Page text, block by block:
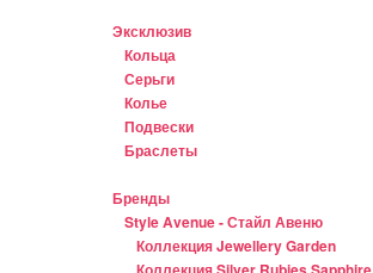
Эксклюзив
Кольца
Серьги
Колье
Подвески
Браслеты
Бренды
Style Avenue - Стайл Авеню
Коллекция Jewellery Garden